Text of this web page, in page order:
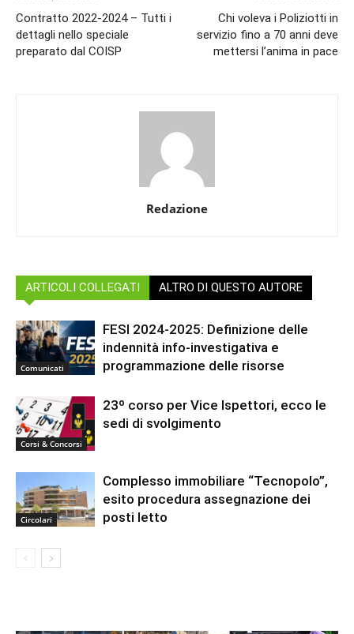
Contratto 2022-2024 – Tutti i
dettagli nello speciale
preparato dal COISP
Chi voleva i Poliziotti in
servizio fino a 70 anni deve
mettersi l’anima in pace
Redazione
ARTICOLI COLLEGATI ALTRO DI QUESTO AUTORE
Comunicati
FESI 2024-2025: Definizione delle
indennità info-investigativa e
programmazione delle risorse
Corsi & Concorsi
23º corso per Vice Ispettori, ecco le
sedi di svolgimento
Circolari
Complesso immobiliare “Tecnopolo”,
esito procedura assegnazione dei
posti letto